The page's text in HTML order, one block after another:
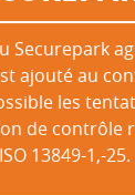
Securepark
ajouté au
les
de contrôle
13849-1,-25.